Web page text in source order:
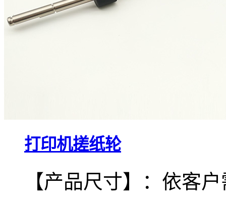
打印机搓纸轮
【产品尺寸】：依客